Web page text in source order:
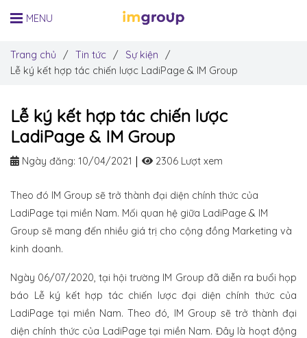
Lễ ký kết hợp tác chiến lược
LadiPage & IM Group
Ngày đăng: 10/04/2021 2306 Lượt xem
Theo đó IM Group sẽ trở thành đại diện chính thức của
LadiPage tại miền Nam. Mối quan hệ giữa LadiPage & IM
Group sẽ mang đến nhiều giá trị cho cộng đồng Marketing và
kinh doanh.
Ngày 06/07/2020, tại hội trường IM Group đã diễn ra buổi họp
báo Lễ ký kết hợp tác chiến lược đại diện chính thức của
LadiPage tại miền Nam. Theo đó, IM Group sẽ trở thành đại
diện chính thức của LadiPage tại miền Nam. Đây là hoạt động
Trang chủ / Tin tức / Sự kiện
/
Lễ ký kết hợp tác chiến lược LadiPage & IM Group
MENU